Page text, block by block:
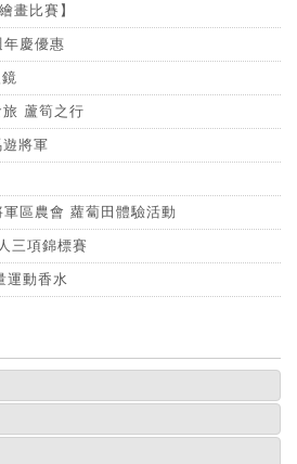
畫比賽】
慶優惠
蘆筍之行
將軍
區農會 蘿蔔田體驗活動
三項錦標賽
運動香水